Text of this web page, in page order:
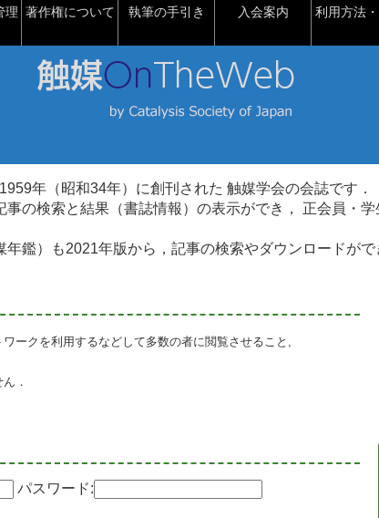
理 著作権について 執筆の手引き 入会案内 利用方法
年（昭和34年）に創刊された 触媒学会の会誌です．
の検索と結果（書誌情報）の表示ができ， 正会員・
鑑）も2021年版から，記事の検索やダウンロードが
ークを利用するなどして多数の者に閲覧させること,
．
パスワード: